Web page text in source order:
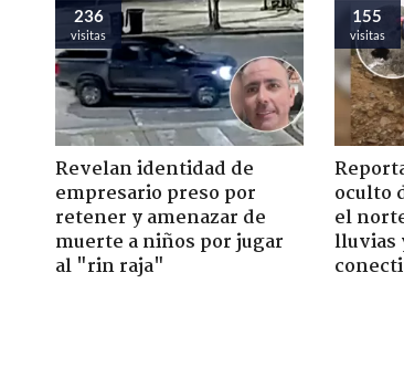
236
visitas
Revelan identidad de
empresario preso por
retener y amenazar de
muerte a niños por jugar
al "rin raja"
155
visitas
oculto
el
lluvias